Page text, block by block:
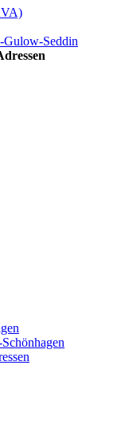
Gulow-Seddin